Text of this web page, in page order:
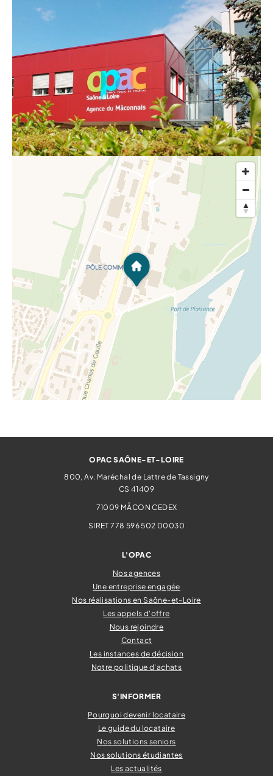
OPAC SAÔNE-ET-LOIRE
800, Av. Maréchal de Lattre de Tassigny
CS 41409
71009 MÂCON CEDEX
SIRET 778 596 502 00030
L'OPAC
Nos agences
Une entreprise engagée
Nos réalisations en Saône-et-Loire
Les appels d'offre
Nous rejoindre
Contact
Les instances de décision
Notre politique d'achats
S'INFORMER
Pourquoi devenir locataire
Le guide du locataire
Nos solutions seniors
Nos solutions étudiantes
Les actualités